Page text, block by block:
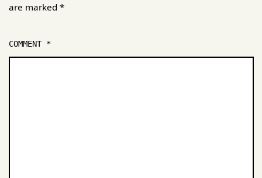
are marked *
COMMENT *